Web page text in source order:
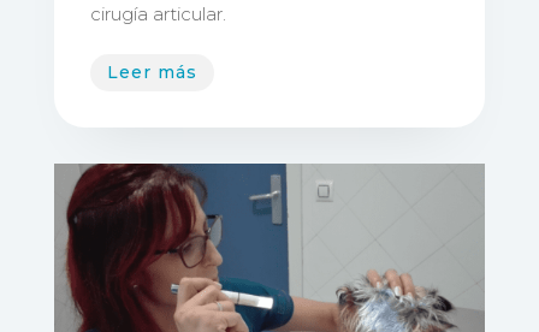
cirugía articular.
Leer más